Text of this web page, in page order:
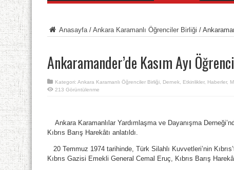
Anasayfa / Ankara Karamanlı Öğrenciler Birliği /
Ankaramander’de Kasım Ayı
Kategori: Ankara Karamanlı Öğrenciler Birliği Dernek Etkinlikler, Haberler,
213 Görüntülenme
Ankara Karamanlılar Yardımlaşma ve Dayanışma
Kıbrıs Barış Harekâtı anlatıldı.
20 Temmuz 1974 tarihinde, Türk Silahlı Kuvvetleri’nin
Kıbrıs Gazisi Emekli General Cemal Eruç, Kıbrıs Barış